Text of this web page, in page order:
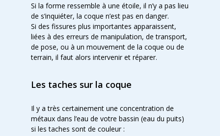
Si la forme ressemble à une étoile, il n’y a pas lieu
de s’inquiéter, la coque n’est pas en danger.
Si des fissures plus importantes apparaissent,
liées à des erreurs de manipulation, de transport,
de pose, ou à un mouvement de la coque ou de
terrain, il faut alors intervenir et réparer.
Les taches sur la coque
Il y a très certainement une concentration de
métaux dans l’eau de votre bassin (eau du puits)
si les taches sont de couleur :